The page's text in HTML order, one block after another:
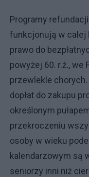
Programy
funkcjonują w całej
prawo do
powyżej 60. r.ż., we
przewlekle
dopłat do zakupu
określonym
przekroczeniu
osoby w wieku
kalendarzowym są
seniorzy inni niż